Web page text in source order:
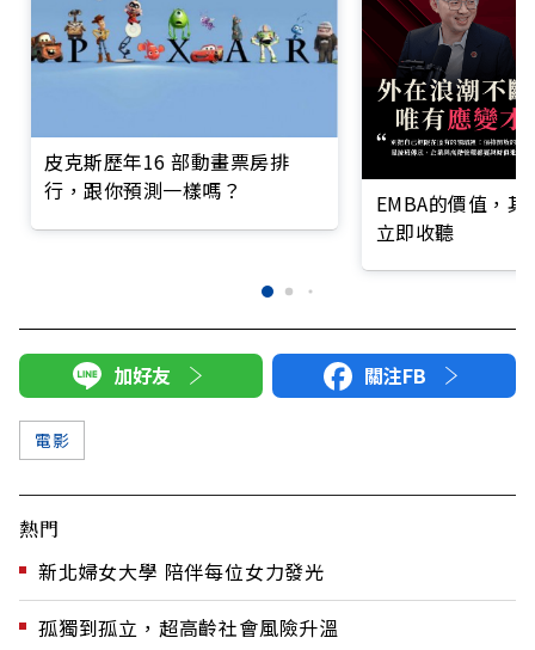
皮克斯歷年16 部動畫票房排
行，跟你預測一樣嗎？
EMBA的價值，
立即收聽
加好友 關注FB
電影
熱門
新北婦女大學 陪伴每位女力發光
孤獨到孤立，超高齡社會風險升溫